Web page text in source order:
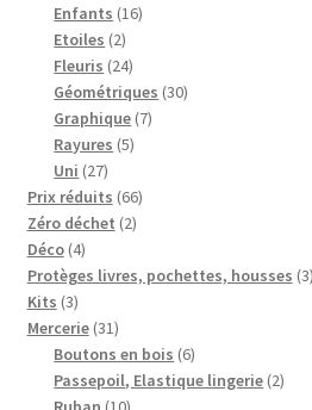
Enfants 1616
Etoiles 22
produits
Fleuris 2424
produits
Géométriques 3030
Graphique 77
Rayures 55
Uni 2727
produits
Prix réduits 6666
Zéro déchet 22
Déco 44
produits
Protèges livres, pochettes, housses 33
Kits 33
produits
Mercerie 3131
produits
Boutons en bois 66
produits
Passepoil, Elastique lingerie 22
10